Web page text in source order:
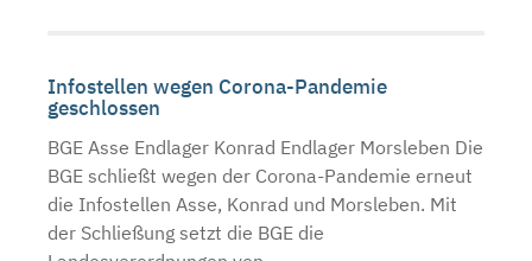
Infostellen wegen Corona-Pandemie
geschlossen
BGE Asse Endlager Konrad Endlager Morsleben Die
BGE schließt wegen der Corona-Pandemie erneut
die Infostellen Asse, Konrad und Morsleben. Mit
der Schließung setzt die BGE die